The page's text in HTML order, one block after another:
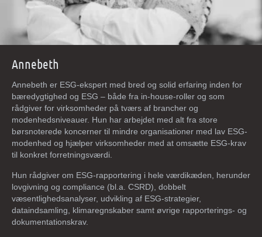
Annebeth
Annebeth er ESG-ekspert med bred og solid erfaring inden for
bæredygtighed og ESG – både fra in-house-roller og som
rådgiver for virksomheder på tværs af brancher og
modenhedsniveauer. Hun har arbejdet med alt fra store
børsnoterede koncerner til mindre organisationer med lav ESG-
modenhed og hjælper virksomheder med at omsætte ESG-krav
til konkret forretningsværdi.
Hun rådgiver om ESG-rapportering i hele værdikæden, herunder
lovgivning og compliance (bl.a. CSRD), dobbelt
væsentlighedsanalyser, udvikling af ESG-strategier,
dataindsamling, klimaregnskaber samt øvrige rapporterings- og
dokumentationskrav.